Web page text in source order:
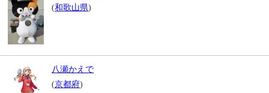
(和歌山県)
八瀬かえで
(京都府)